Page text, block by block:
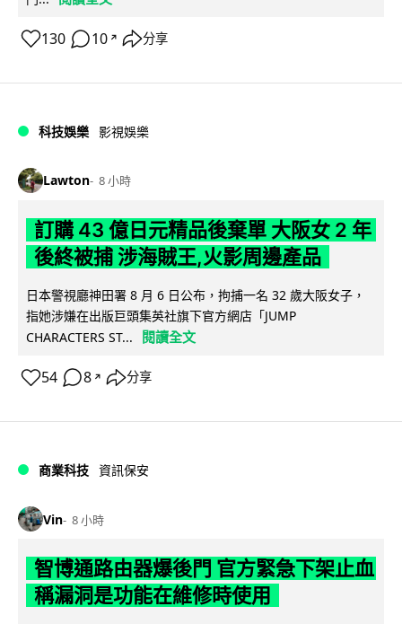
130 10 ↗ 分享
科技娛樂 影視娛樂
Lawton 8 小時
訂購 43 億日元精品後棄單 大阪女 2 年
後終被捕 涉海賊王,火影周邊產品
日本警視廳神田署 8 月 6 日公布，拘捕一名 32 歲大阪女子，
指她涉嫌在出版巨頭集英社旗下官方網店「JUMP
CHARACTERS ST...
閱讀全文
54 8 ↗ 分享
商業科技 資訊保安
Vin 8 小時
智博通路由器爆後門 官方緊急下架止血
稱漏洞是功能在維修時使用